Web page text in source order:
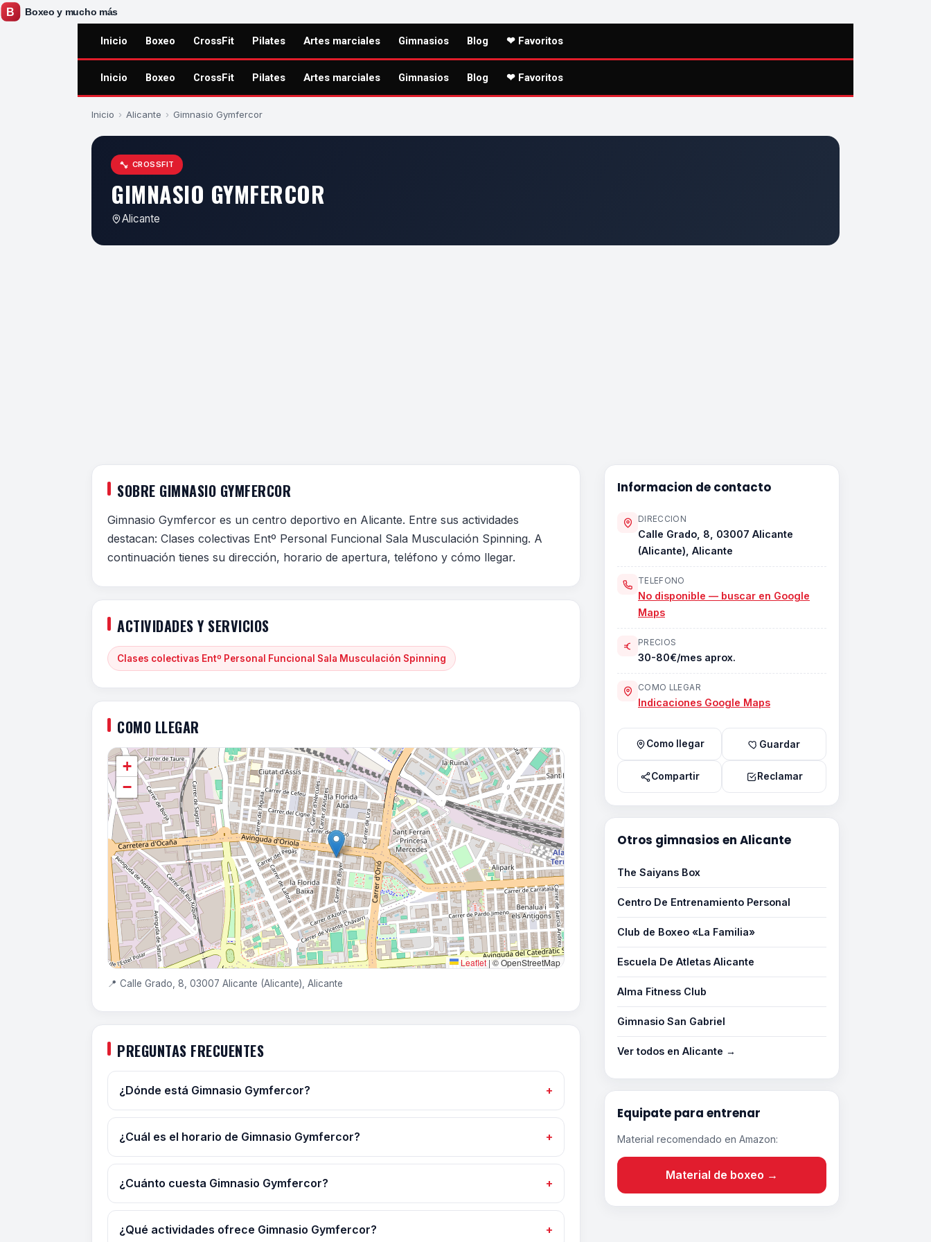
Inicio Boxeo CrossFit Pilates Artes marciales Gimnasios Blog ❤ Favoritos
Inicio Boxeo CrossFit Pilates Artes marciales Gimnasios Blog ❤ Favoritos
Inicio › Alicante › Gimnasio Gymfercor
CROSSFIT
GIMNASIO GYMFERCOR
Alicante
SOBRE GIMNASIO GYMFERCOR
Gimnasio Gymfercor es un centro deportivo en Alicante. Entre sus actividades
destacan: Clases colectivas Entº Personal Funcional Sala Musculación Spinning. A
continuación tienes su dirección, horario de apertura, teléfono y cómo llegar.
ACTIVIDADES Y SERVICIOS
Clases colectivas Entº Personal Funcional Sala Musculación Spinning
COMO LLEGAR
+
−
Leaflet |© OpenStreetMap
📍 Calle Grado, 8, 03007 Alicante (Alicante), Alicante
PREGUNTAS FRECUENTES
¿Dónde está Gimnasio Gymfercor?
¿Cuál es el horario de Gimnasio Gymfercor?
¿Cuánto cuesta Gimnasio Gymfercor?
¿Qué actividades ofrece Gimnasio Gymfercor?
Informacion de contacto
DIRECCION
Calle Grado, 8, 03007 Alicante
(Alicante), Alicante
TELEFONO
No disponible — buscar en Google
Maps
PRECIOS
30-80€/mes aprox.
COMO LLEGAR
Indicaciones Google Maps
Como llegar Guardar
Compartir Reclamar
Otros gimnasios en Alicante
The Saiyans Box
Centro De Entrenamiento Personal
Club de Boxeo «La Familia»
Escuela De Atletas Alicante
Alma Fitness Club
Gimnasio San Gabriel
Ver todos en Alicante →
Equipate para entrenar
Material recomendado en Amazon:
Material de boxeo →